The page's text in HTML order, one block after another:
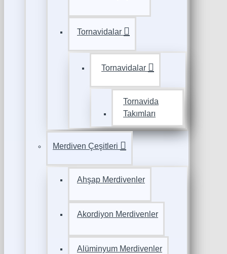
Tornavidalar
Tornavidalar
Tornavida
Takımları
Merdiven Çeşitleri
Ahşap Merdivenler
Akordiyon Merdivenler
Alüminyum Merdivenler